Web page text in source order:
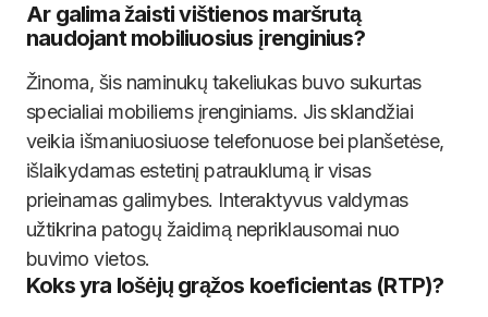
Ar galima žaisti vištienos maršrutą
naudojant mobiliuosius įrenginius?
Žinoma, šis naminukų takeliukas buvo sukurtas
specialiai mobiliems įrenginiams. Jis sklandžiai
veikia išmaniuosiuose telefonuose bei planšetėse,
išlaikydamas estetinį patrauklumą ir visas
prieinamas galimybes. Interaktyvus valdymas
užtikrina patogų žaidimą nepriklausomai nuo
buvimo vietos.
Koks yra lošėjų grąžos koeficientas (RTP)?